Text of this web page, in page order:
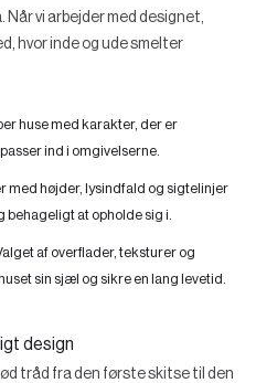
vi arbejder med designet,
hvor inde og ude smelter
huse med karakter, der er
ind i omgivelserne.
med højder, lysindfald og sigtelinjer
behageligt at opholde sig i.
af overflader, teksturer og
sin sjæl og sikre en lang levetid.
design
tråd fra den første skitse til den